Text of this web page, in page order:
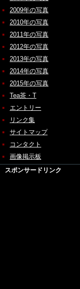
2009年の写真
2010年の写真
2011年の写真
2012年の写真
2013年の写真
2014年の写真
2015年の写真
Tea茶・T
エントリー
リンク集
サイトマップ
コンタクト
画像掲示板
スポンサードリンク